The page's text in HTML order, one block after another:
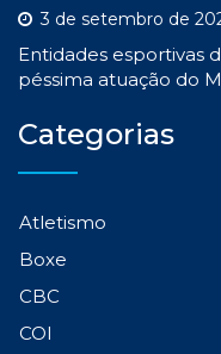
3 de setembro de
Entidades esportivas
péssima atuação do
Categorias
Atletismo
Boxe
CBC
COI